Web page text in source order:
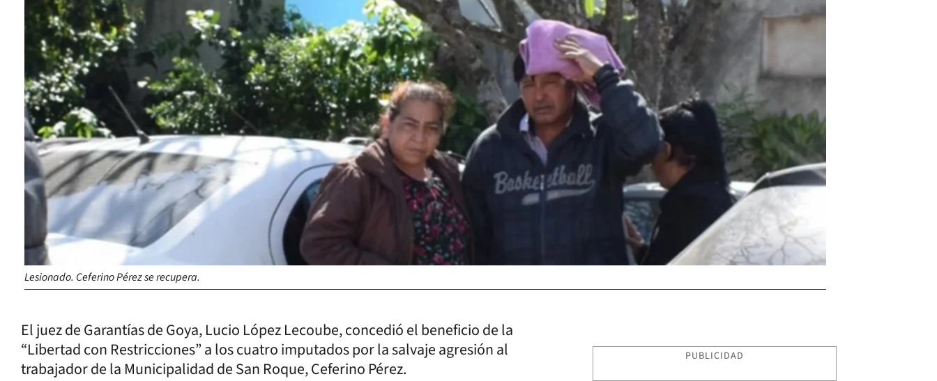
Lesionado. Ceferino Pérez se recupera.
El juez de Garantías de Goya, Lucio López Lecoube, concedió el beneficio de la
“Libertad con Restricciones” a los cuatro imputados por la salvaje agresión al
trabajador de la Municipalidad de San Roque, Ceferino Pérez.
PUBLICIDAD